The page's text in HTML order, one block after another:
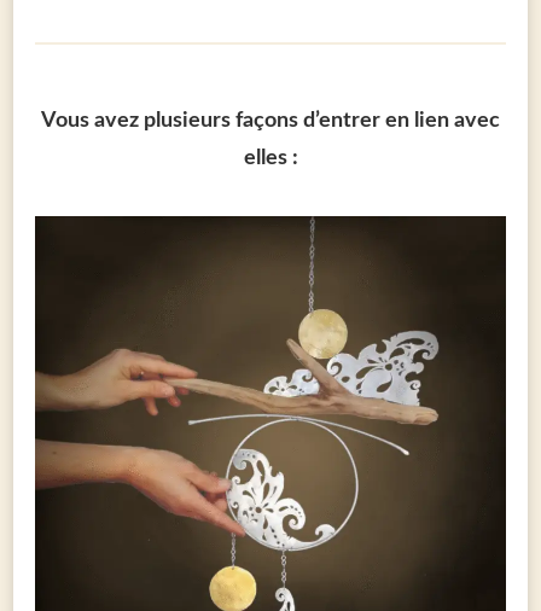
Vous avez plusieurs façons d’entrer en lien avec
elles :